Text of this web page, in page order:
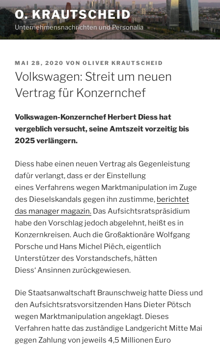
Zum
Inhalt
springen
O. KRAUTSCHEID
Unternehmensnachrichten und Personalia
VERÖFFENTLICHT
AM
MAI 28, 2020 VON OLIVER KRAUTSCHEID
Volkswagen: Streit um neuen
Vertrag für Konzernchef
Volkswagen-Konzernchef Herbert Diess hat
vergeblich versucht, seine Amtszeit vorzeitig bis
2025 verlängern.
Diess habe einen neuen Vertrag als Gegenleistung
dafür verlangt, dass er der Einstellung
eines Verfahrens wegen Marktmanipulation im Zuge
des Dieselskandals gegen ihn zustimme, berichtet
das manager magazin. Das Aufsichtsratspräsidium
habe den Vorschlag jedoch abgelehnt, heißt es in
Konzernkreisen. Auch die Großaktionäre Wolfgang
Porsche und Hans Michel Piëch, eigentlich
Unterstützer des Vorstandschefs, hätten
Diess‘ Ansinnen zurückgewiesen.
Die Staatsanwaltschaft Braunschweig hatte Diess und
den Aufsichtsratsvorsitzenden Hans Dieter Pötsch
wegen Marktmanipulation angeklagt. Dieses
Verfahren hatte das zuständige Landgericht Mitte Mai
gegen Zahlung von jeweils 4,5 Millionen Euro